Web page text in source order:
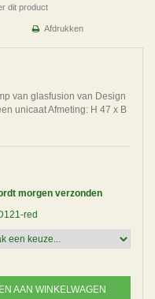
dit product
Afdrukken
van glasfusion van Design
unicaat Afmeting: H 47 x B
morgen verzonden
red
AAN WINKELWAGEN